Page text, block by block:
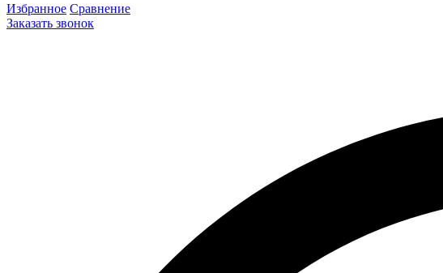
Избранное Сравнение
Заказать звонок